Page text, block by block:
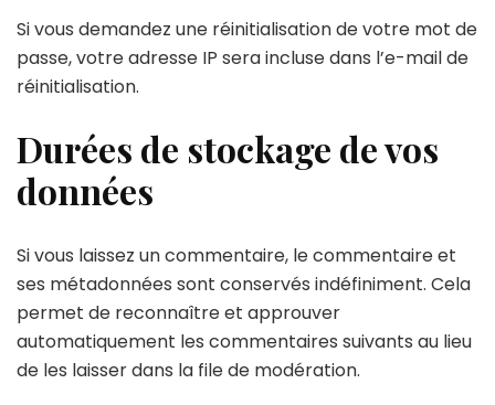
Si vous demandez une réinitialisation de votre mot de
passe, votre adresse IP sera incluse dans l’e-mail de
réinitialisation.
Durées de stockage de vos
données
Si vous laissez un commentaire, le commentaire et
ses métadonnées sont conservés indéfiniment. Cela
permet de reconnaître et approuver
automatiquement les commentaires suivants au lieu
de les laisser dans la file de modération.